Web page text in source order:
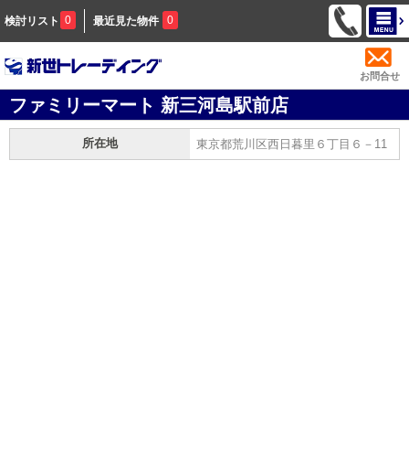
検討リスト 0 最近見た物件 0
お問合せ
ファミリーマート 新三河島駅前店
所在地 東京都荒川区西日暮里６丁目６－11